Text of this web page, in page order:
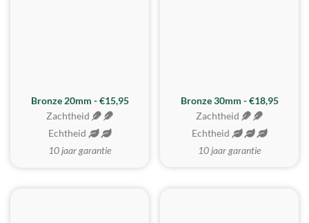
Bronze 20mm - €15,95
Zachtheid
Echtheid
10 jaar garantie
BESTE KOOP
Bronze 30mm - €18,95
Zachtheid
Echtheid
10 jaar garantie